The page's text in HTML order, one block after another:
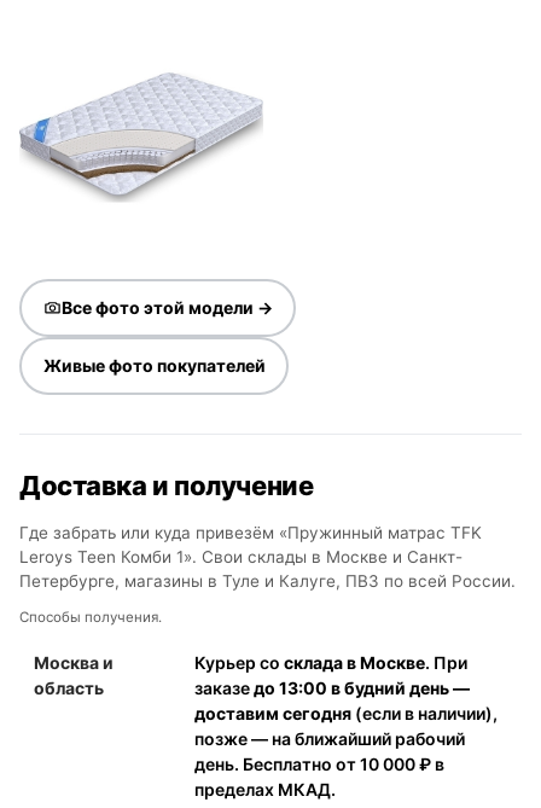
Все фото этой модели →
Живые фото покупателей
Доставка и получение
Где забрать или куда привезём «Пружинный матрас TFK
Leroys Teen Комби 1». Свои склады в Москве и Санкт-
Петербурге, магазины в Туле и Калуге, ПВЗ по всей России.
Способы получения.
Москва и
область
Курьер со склада в Москве. При
заказедо 13:00 в будний день —
доставим сегодня (если в наличии),
позже — на ближайший рабочий
день. Бесплатно от 10 000 ₽ в
пределах МКАД.